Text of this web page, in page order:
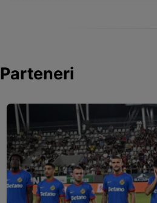
Parteneri